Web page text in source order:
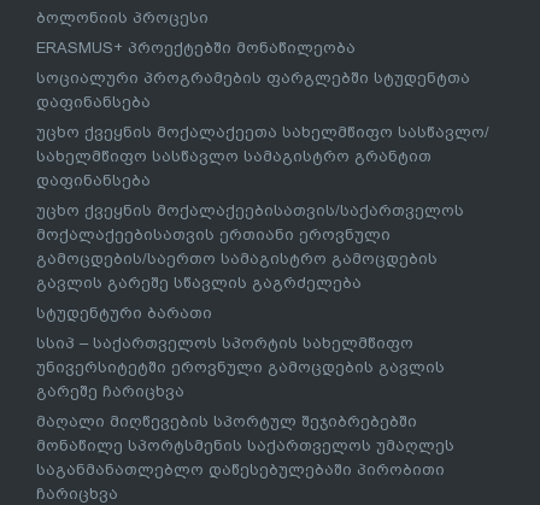
ბოლონიის პროცესი
ERASMUS+ პროექტებში მონაწილეობა
სოციალური პროგრამების ფარგლებში სტუდენტთა
დაფინანსება
უცხო ქვეყნის მოქალაქეეთა სახელმწიფო სასწავლო/
სახელმწიფო სასწავლო სამაგისტრო გრანტით
დაფინანსება
უცხო ქვეყნის მოქალაქეებისათვის/საქართველოს
მოქალაქეებისათვის ერთიანი ეროვნული
გამოცდების/საერთო სამაგისტრო გამოცდების
გავლის გარეშე სწავლის გაგრძელება
სტუდენტური ბარათი
სსიპ – საქართველოს სპორტის სახელმწიფო
უნივერსიტეტში ეროვნული გამოცდების გავლის
გარეშე ჩარიცხვა
მაღალი მიღწევების სპორტულ შეჯიბრებებში
მონაწილე სპორტსმენის საქართველოს უმაღლეს
საგანმანათლებლო დაწესებულებაში პირობითი
ჩარიცხვა